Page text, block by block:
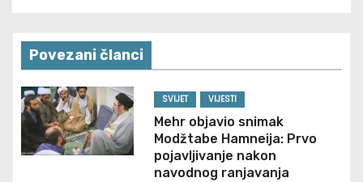
n
a
v
i
Povezani članci
SVIJET VIJESTI
Mehr objavio snimak
Modžtabe Hamneija: Prvo
pojavljivanje nakon
navodnog ranjavanja